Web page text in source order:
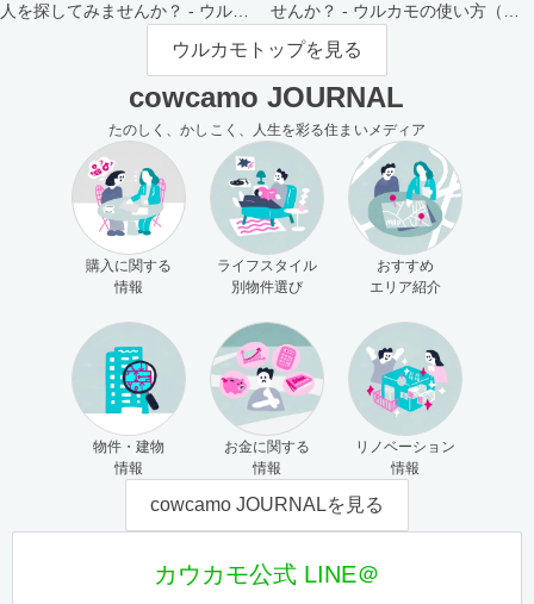
人を探してみませんか？ - ウルカ
せんか？ - ウルカモの使い方（買
主さま向け）
ウルカモトップを見る
cowcamo JOURNAL
たのしく、かしこく、人生を彩る住まいメディア
購入に関する
情報
ライフスタイル
別物件選び
おすすめ
エリア紹介
物件・建物
情報
お金に関する
情報
リノベーション
情報
cowcamo JOURNALを見る
カウカモ公式 LINE＠